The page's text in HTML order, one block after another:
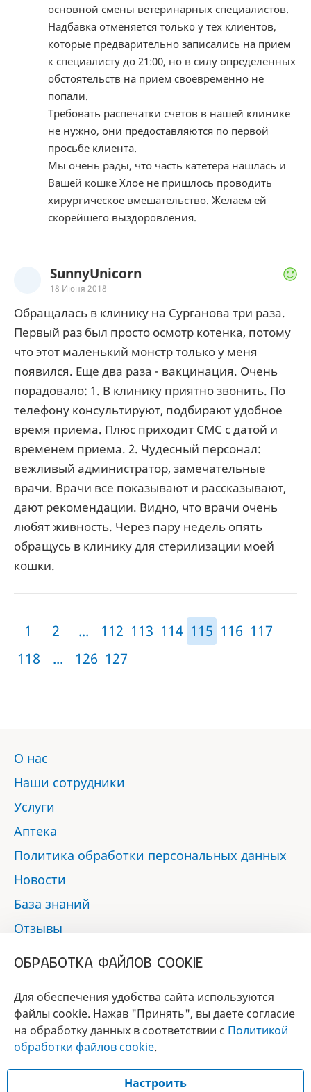
основной смены ветеринарных специалистов.
Надбавка отменяется только у тех клиентов,
которые предварительно записались на прием
к специалисту до 21:00, но в силу определенных
обстоятельств на прием своевременно не
попали.
Требовать распечатки счетов в нашей клинике
не нужно, они предоставляются по первой
просьбе клиента.
Мы очень рады, что часть катетера нашлась и
Вашей кошке Хлое не пришлось проводить
хирургическое вмешательство. Желаем ей
скорейшего выздоровления.
SunnyUnicorn
18 Июня 2018
Обращалась в клинику на Сурганова три раза.
Первый раз был просто осмотр котенка, потому
что этот маленький монстр только у меня
появился. Еще два раза - вакцинация. Очень
порадовало: 1. В клинику приятно звонить. По
телефону консультируют, подбирают удобное
время приема. Плюс приходит СМС с датой и
временем приема. 2. Чудесный персонал:
вежливый администратор, замечательные
врачи. Врачи все показывают и рассказывают,
дают рекомендации. Видно, что врачи очень
любят живность. Через пару недель опять
обращусь в клинику для стерилизации моей
кошки.
1 2 ... 112 113 114 115 116 117
118
... 126 127
О нас
Наши сотрудники
Услуги
Аптека
Политика обработки персональных данных
Новости
База знаний
Отзывы
БРЕНД
ГОДА 2017 - 2019
© 2017 - 2026 «Альфа-вет»
ОБРАБОТКА ФАЙЛОВ COOKIE
Для обеспечения удобства сайта используются
файлы cookie. Нажав "Принять", вы даете согласие
на обработку данных в соответствии с Политикой
обработки файлов cookie.
Настроить